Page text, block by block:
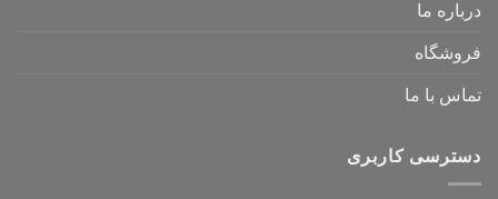
درباره ما
فروشگاه
تماس با ما
دسترسی کاربری